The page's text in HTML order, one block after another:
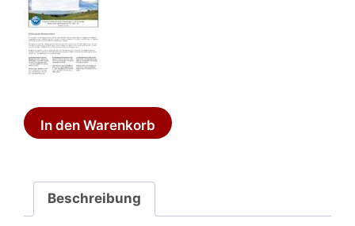
Wertgutschein
120In den Warenkorb
Beschreibung